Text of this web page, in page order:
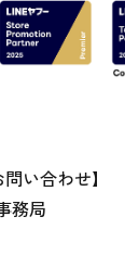
い合わせ】
務局